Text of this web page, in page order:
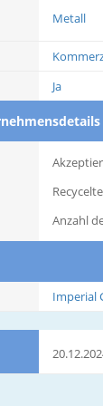
Metall
Ja
Anzahl
Imperial